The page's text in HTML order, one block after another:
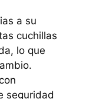
a su
cuchillas
lo que
seguridad